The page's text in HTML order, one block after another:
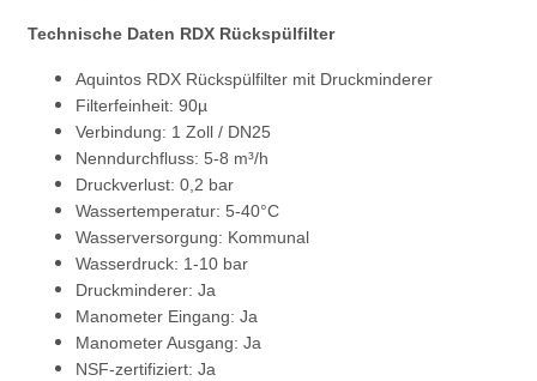
Technische Daten RDX Rückspülfilter
Aquintos RDX Rückspülfilter mit Druckminderer
Filterfeinheit: 90µ
Verbindung: 1 Zoll / DN25
Nenndurchfluss: 5-8 m³/h
Druckverlust: 0,2 bar
Wassertemperatur: 5-40°C
Wasserversorgung: Kommunal
Wasserdruck: 1-10 bar
Druckminderer: Ja
Manometer Eingang: Ja
Manometer Ausgang: Ja
NSF-zertifiziert: Ja